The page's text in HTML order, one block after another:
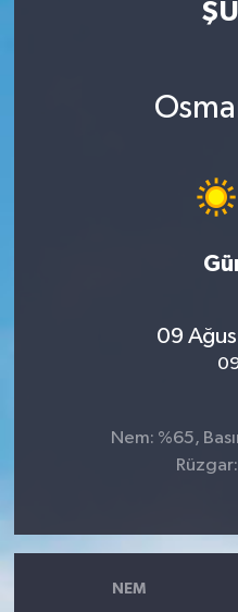
09
Nem: %65,
NEM
Son Dakika Haberleri